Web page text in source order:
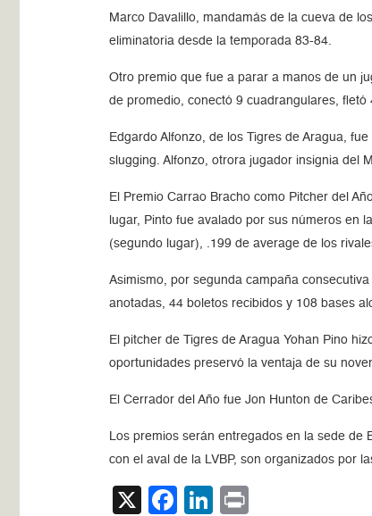
Marco Davalillo, mandamás de la cueva de
eliminatoria desde la temporada 83-84.
Otro premio que fue a parar a manos de un
de promedio, conectó 9 cuadrangulares,
Edgardo Alfonzo, de los Tigres de Aragua,
slugging. Alfonzo, otrora jugador insignia del
El Premio Carrao Bracho como Pitcher del
lugar, Pinto fue avalado por sus números en
(segundo lugar), .199 de average de los
Asimismo, por segunda campaña
anotadas, 44 boletos recibidos y 108 bases
El pitcher de Tigres de Aragua Yohan Pino
oportunidades preservó la ventaja de su
El Cerrador del Año fue Jon Hunton de
Los premios serán entregados en la sede de
con el aval de la LVBP, son organizados por
X Facebook
LinkedIn